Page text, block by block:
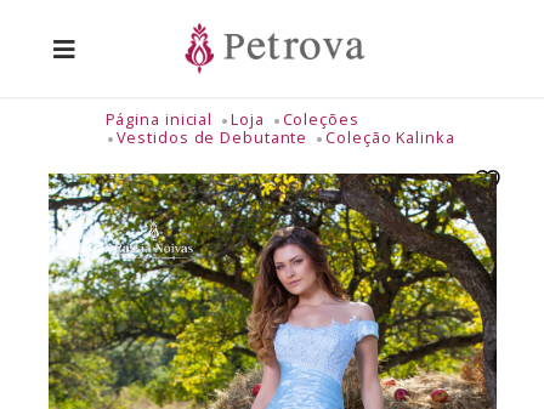
Página inicial Loja
Coleções
Vestidos de Debutante
Coleção Kalinka